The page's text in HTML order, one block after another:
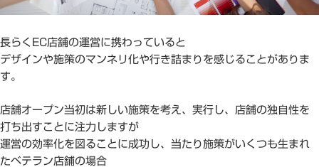
長らくEC店舗の運営に携わっていると
デザインや施策のマンネリ化や行き詰まりを感じることがありま
す。
店舗オープン当初は新しい施策を考え、実行し、店舗の独自性を
打ち出すことに注力しますが
運営の効率化を図ることに成功し、当たり施策がいくつも生まれ
たベテラン店舗の場合